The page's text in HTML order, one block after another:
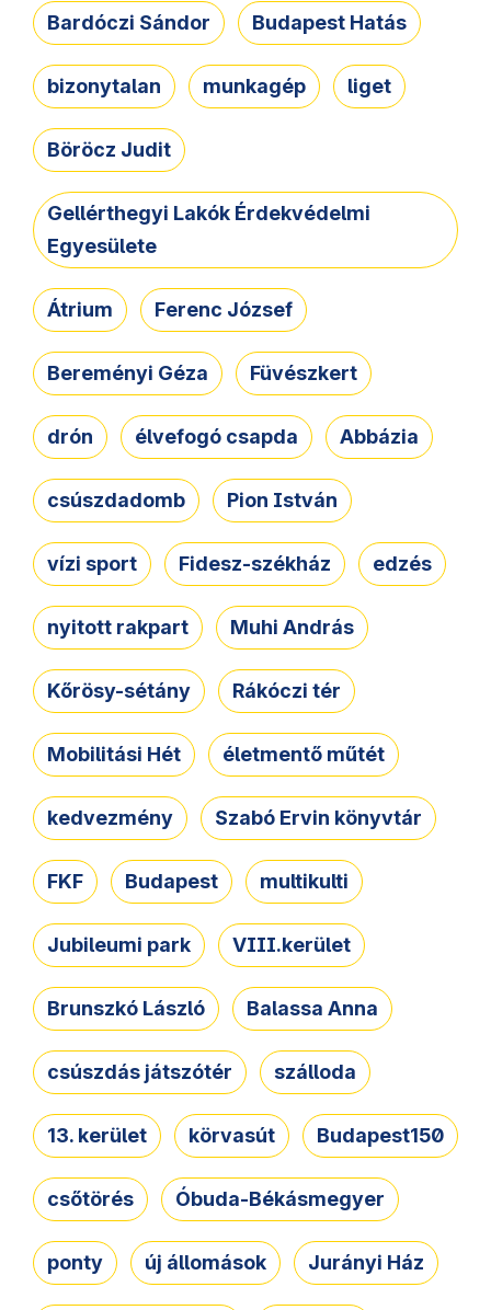
Bardóczi Sándor Budapest Hatás
bizonytalan munkagép liget
Böröcz Judit
Gellérthegyi Lakók Érdekvédelmi
Egyesülete
Átrium Ferenc József
Bereményi Géza Füvészkert
drón élvefogó csapda Abbázia
csúszdadomb Pion István
vízi sport Fidesz-székház edzés
nyitott rakpart Muhi András
Kőrösy-sétány Rákóczi tér
Mobilitási Hét életmentő műtét
kedvezmény Szabó Ervin könyvtár
FKF Budapest multikulti
Jubileumi park VIII.kerület
Brunszkó László Balassa Anna
csúszdás játszótér szálloda
13. kerület körvasút Budapest150
csőtörés Óbuda-Békásmegyer
ponty új állomások Jurányi Ház